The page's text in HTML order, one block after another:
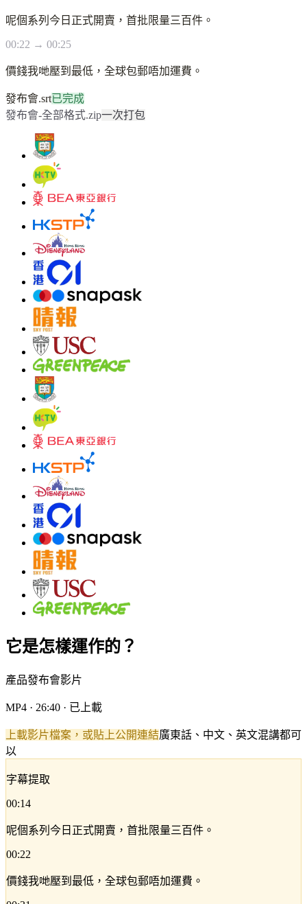
呢個系列今日正式開賣，首批限量三百件。
00:22 → 00:25
價錢我哋壓到最低，全球包郵唔加運費。
發布會.srt已完成
發布會-全部格式.zip一次打包
它是怎樣運作的？
產品發布會影片
MP4 · 26:40 · 已上載
上載影片檔案，或貼上公開連結廣東話、中文、英文混講都可
以
字幕提取
00:14
呢個系列今日正式開賣，首批限量三百件。
00:22
價錢我哋壓到最低，全球包郵唔加運費。